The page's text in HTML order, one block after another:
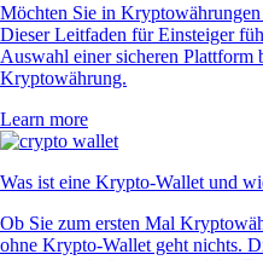
Möchten Sie in
Dieser Leitfaden für Einsteiger
Auswahl einer sicheren Plattform
Kryptowährung.
Learn more
Was ist eine Krypto-Wallet und
Ob Sie zum ersten Mal
ohne Krypto-Wallet geht nichts.